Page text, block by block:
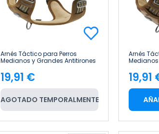
Arnés Táctico para Perros
Medianos y Grandes Antitirones
M Glückpet
Precio
19,91 €
AGOTADO TEMPORALMENTE
Arnés
M
19,91